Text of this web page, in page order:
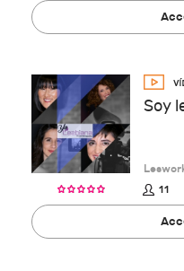
Soy
11